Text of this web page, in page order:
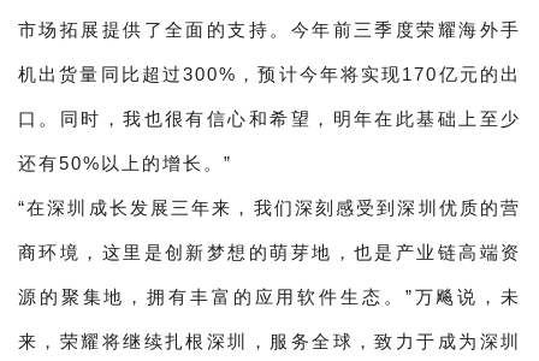
市场拓展提供了全面的支持。今年前三季度荣耀海外手
机出货量同比超过300%，预计今年将实现170亿元的出
口。同时，我也很有信心和希望，明年在此基础上至少
还有50%以上的增长。”
“在深圳成长发展三年来，我们深刻感受到深圳优质的营
商环境，这里是创新梦想的萌芽地，也是产业链高端资
源的聚集地，拥有丰富的应用软件生态。”万飚说，未
来，荣耀将继续扎根深圳，服务全球，致力于成为深圳